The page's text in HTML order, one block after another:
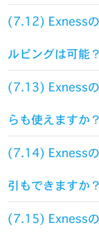
(7.12) Exnessの
ルピングは可能？
(7.13) Exness
らも使えますか？
(7.14) Exness
引もできますか？
(7.15) Exnessの